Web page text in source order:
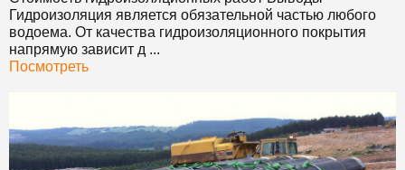
Гидроизоляция является обязательной частью любого
водоема. От качества гидроизоляционного покрытия
напрямую зависит д ...
Посмотреть